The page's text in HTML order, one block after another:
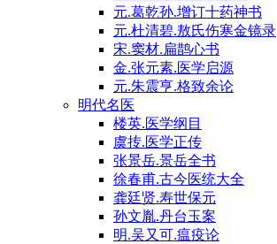
元.葛乾孙.增订十药神书
元.杜清碧.敖氏伤寒金镜录
宋.窦材.扁鹊心书
金.张元素.医学启源
元.朱震亨.格致余论
明代名医
楼英.医学纲目
虞抟.医学正传
张景岳.景岳全书
徐春甫.古今医统大全
龚廷贤.寿世保元
孙文胤.丹台玉案
明.吴又可.瘟疫论